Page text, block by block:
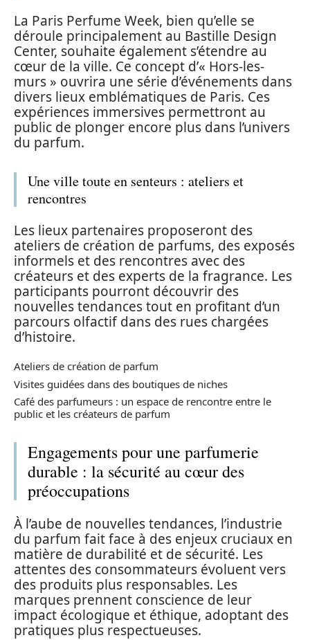
La Paris Perfume Week, bien qu’elle se
déroule principalement au Bastille Design
Center, souhaite également s’étendre au
cœur de la ville. Ce concept d’« Hors-les-
murs » ouvrira une série d’événements dans
divers lieux emblématiques de Paris. Ces
expériences immersives permettront au
public de plonger encore plus dans l’univers
du parfum.
Une ville toute en senteurs : ateliers et
rencontres
Les lieux partenaires proposeront des
ateliers de création de parfums, des exposés
informels et des rencontres avec des
créateurs et des experts de la fragrance. Les
participants pourront découvrir des
nouvelles tendances tout en profitant d’un
parcours olfactif dans des rues chargées
d’histoire.
Ateliers de création de parfum
Visites guidées dans des boutiques de niches
Café des parfumeurs : un espace de rencontre entre le
public et les créateurs de parfum
Engagements pour une parfumerie
durable : la sécurité au cœur des
préoccupations
À l’aube de nouvelles tendances, l’industrie
du parfum fait face à des enjeux cruciaux en
matière de durabilité et de sécurité. Les
attentes des consommateurs évoluent vers
des produits plus responsables. Les
marques prennent conscience de leur
impact écologique et éthique, adoptant des
pratiques plus respectueuses.